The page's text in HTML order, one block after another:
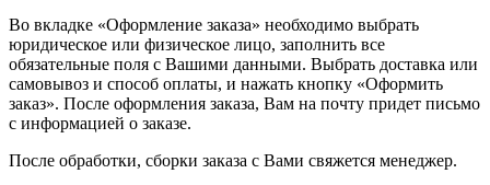
Во вкладке «Оформление заказа» необходимо выбрать
юридическое или физическое лицо, заполнить все
обязательные поля с Вашими данными. Выбрать доставка или
самовывоз и способ оплаты, и нажать кнопку «Оформить
заказ». После оформления заказа, Вам на почту придет письмо
с информацией о заказе.
После обработки, сборки заказа с Вами свяжется менеджер.